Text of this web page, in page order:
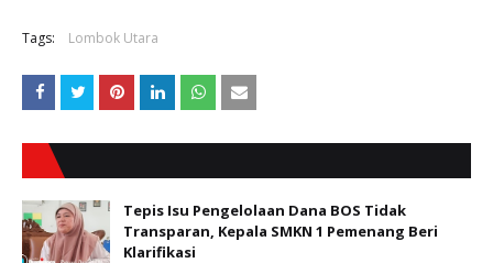
Tags: Lombok Utara
Tepis Isu Pengelolaan Dana BOS Tidak
Transparan, Kepala SMKN 1 Pemenang Beri
Klarifikasi